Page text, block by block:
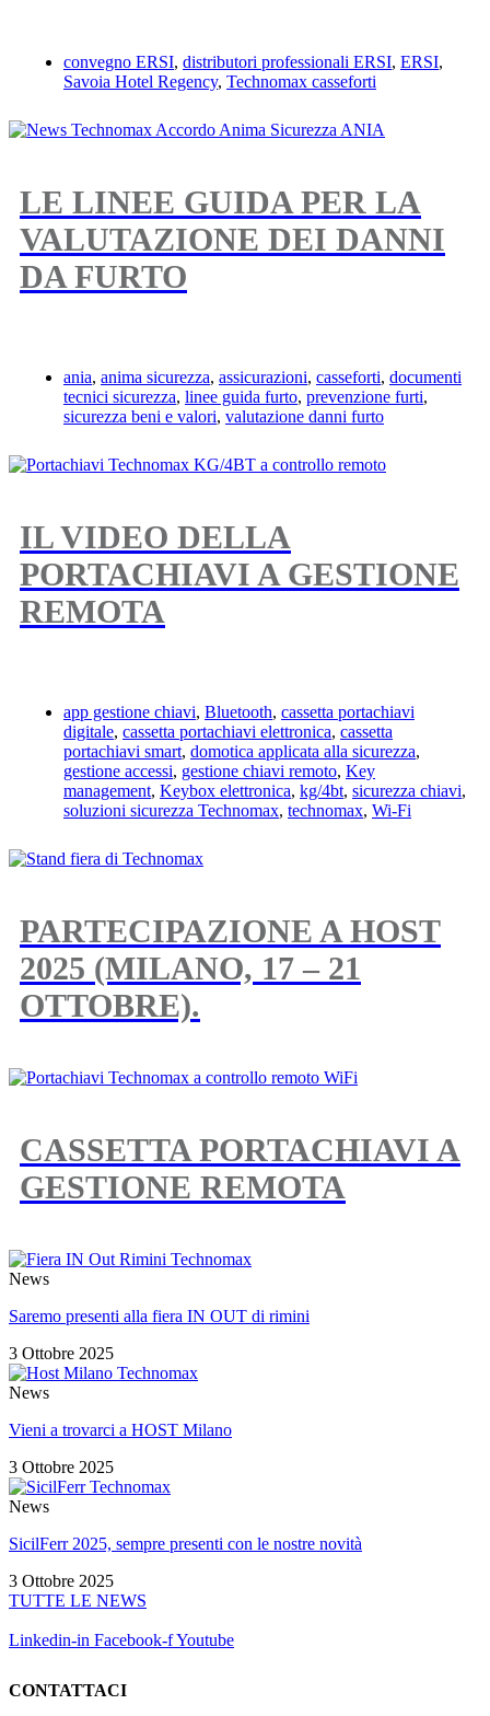
convegno ERSI, distributori professionali ERSI, ERSI,
Savoia Hotel Regency, Technomax casseforti
LE LINEE GUIDA PER LA
VALUTAZIONE DEI DANNI
DA FURTO
ania, anima sicurezza, assicurazioni, casseforti, documenti
tecnici sicurezza, linee guida furto, prevenzione furti,
sicurezza beni e valori, valutazione danni furto
IL VIDEO DELLA
PORTACHIAVI A GESTIONE
REMOTA
app gestione chiavi, Bluetooth, cassetta portachiavi
digitale, cassetta portachiavi elettronica, cassetta
portachiavi smart, domotica applicata alla sicurezza,
gestione accessi, gestione chiavi remoto, Key
management, Keybox elettronica, kg/4bt, sicurezza chiavi,
soluzioni sicurezza Technomax, technomax, Wi-Fi
PARTECIPAZIONE A HOST
2025 (MILANO, 17 – 21
OTTOBRE).
CASSETTA PORTACHIAVI A
GESTIONE REMOTA
News
Saremo presenti alla fiera IN OUT di rimini
3 Ottobre 2025
News
Vieni a trovarci a HOST Milano
3 Ottobre 2025
News
SicilFerr 2025, sempre presenti con le nostre novità
3 Ottobre 2025
TUTTE LE NEWS
Linkedin-in Facebook-fYoutube
CONTATTACI